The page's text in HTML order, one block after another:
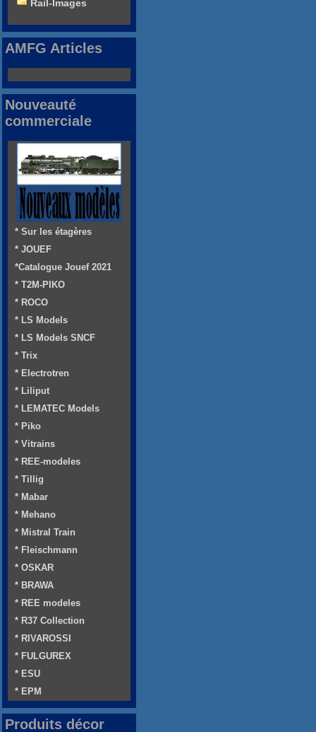
Rail-Images
AMFG Articles
Nouveauté
commerciale
* Sur les étagères
* JOUEF
*Catalogue Jouef 2021
* T2M-PIKO
* ROCO
* LS Models
* LS Models SNCF
* Trix
* Electrotren
* Liliput
* LEMATEC Models
* Piko
* Vitrains
* REE-modeles
* Tillig
* Mabar
* Mehano
* Mistral Train
* Fleischmann
* OSKAR
* BRAWA
* REE modeles
* R37 Collection
* RIVAROSSI
* FULGUREX
* ESU
* EPM
Produits décor